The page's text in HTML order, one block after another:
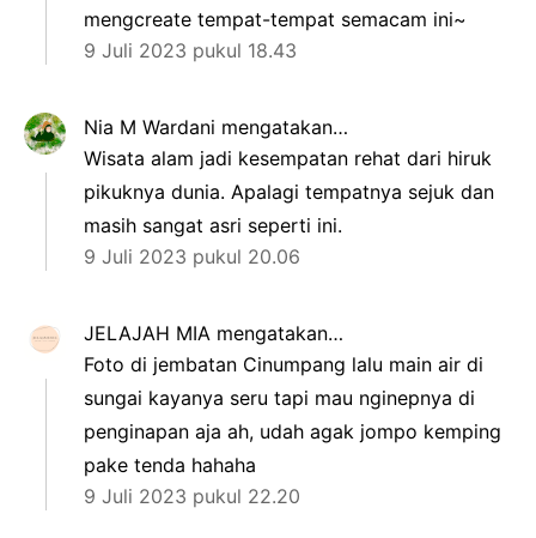
mengcreate tempat-tempat semacam ini~
9 Juli 2023 pukul 18.43
Nia M Wardani mengatakan…
Wisata alam jadi kesempatan rehat dari hiruk
pikuknya dunia. Apalagi tempatnya sejuk dan
masih sangat asri seperti ini.
9 Juli 2023 pukul 20.06
JELAJAH MIA mengatakan…
Foto di jembatan Cinumpang lalu main air di
sungai kayanya seru tapi mau nginepnya di
penginapan aja ah, udah agak jompo kemping
pake tenda hahaha
9 Juli 2023 pukul 22.20